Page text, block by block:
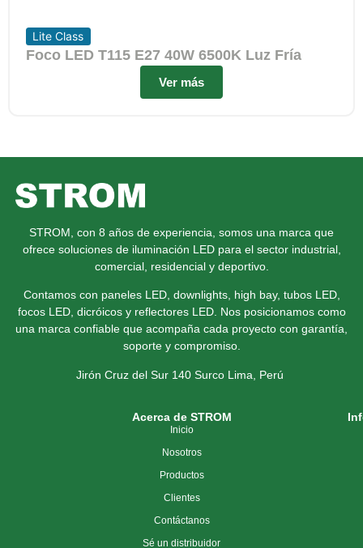
Lite Class
Foco LED T115 E27 40W 6500K Luz Fría
Ver más
STROM, con 8 años de experiencia, somos una marca que
ofrece soluciones de iluminación LED para el sector industrial,
comercial, residencial y deportivo.
Contamos con paneles LED, downlights, high bay, tubos LED,
focos LED, dicróicos y reflectores LED. Nos posicionamos como
una marca confiable que acompaña cada proyecto con garantía,
soporte y compromiso.
Jirón Cruz del Sur 140 Surco Lima, Perú
Acerca de STROM
Inicio
Nosotros
Productos
Clientes
Contáctanos
Sé un distribuidor